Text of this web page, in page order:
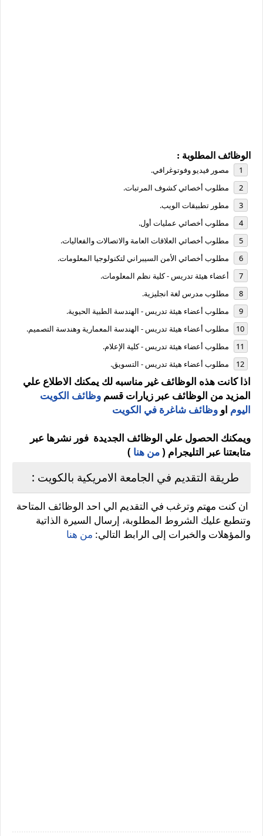
الوظائف المطلوبة :
مصور فيديو وفوتوغرافي.
مطلوب أخصائي كشوف المرتبات.
مطور تطبيقات الويب.
مطلوب أخصائي عمليات أول.
مطلوب أخصائي العلاقات العامة والاتصالات والفعاليات.
مطلوب أخصائي الأمن السيبراني لتكنولوجيا المعلومات.
أعضاء هيئة تدريس - كلية نظم المعلومات.
مطلوب مدرس لغة انجليزية.
مطلوب أعضاء هيئة تدريس - الهندسة الطبية الحيوية.
مطلوب أعضاء هيئة تدريس - الهندسة المعمارية وهندسة التصميم.
مطلوب أعضاء هيئة تدريس - كلية الإعلام.
مطلوب أعضاء هيئة تدريس - التسويق.
اذا كانت هذه الوظائف غير مناسبه لك يمكنك الاطلاع علي
المزيد من الوظائف عبر زيارات قسم وظائف الكويت
اليوم او وظائف شاغرة في الكويت
ويمكنك الحصول علي الوظائف الجديدة فور نشرها عبر
متابعتنا عبر التليجرام (من هنا )
طريقة التقديم في الجامعة الامريكية بالكويت :
ان كنت مهتم وترغب في التقديم الي احد الوظائف المتاحة
وتنطبع عليك الشروط المطلوبة، إرسال السيرة الذاتية
والمؤهلات والخبرات إلى الرابط التالي: من هنا